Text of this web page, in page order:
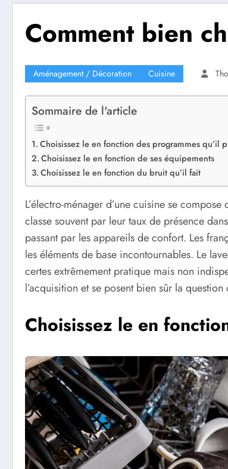
Comment bien
Aménagement / Décoration Cuisine
Sommaire de l'article
Choisissez le en fonction des programmes qu’il
Choisissez le en fonction de ses équipements
Choisissez le en fonction du bruit qu’il fait
L’électro-ménager d’une cuisine se
classe souvent par leur taux de présence
passant par les appareils de confort. Les
les éléments de base incontournables. Le
certes extrêmement pratique mais non
l’acquisition et se posent bien sûr la
Choisissez le en